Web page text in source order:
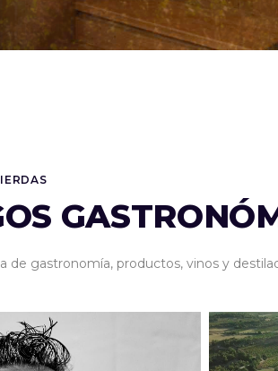
de gastronomía, productos, vinos y